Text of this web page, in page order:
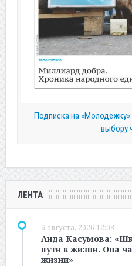
Подписка на
выбору
ЛЕНТА
6 августа, 2026 12:08
Аида Касумова:
пути к жизни. Она
жизни»